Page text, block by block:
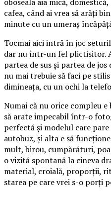
oboseala aia mică,
cafea, când ai vrea să arăți
minute cu un umeraș
Tocmai aici intră în joc
dar nu într-un fel plictisitor.
partea de sus și partea de
nu mai trebuie să faci pe
dimineața, cu un ochi la
Numai că nu orice compleu
să arate impecabil într-o
perfectă și modelul care
autobuz, și alta e să
mult, birou, cumpărături,
o vizită spontană la cineva
material, croială, proporții,
starea pe care vrei s-o porți